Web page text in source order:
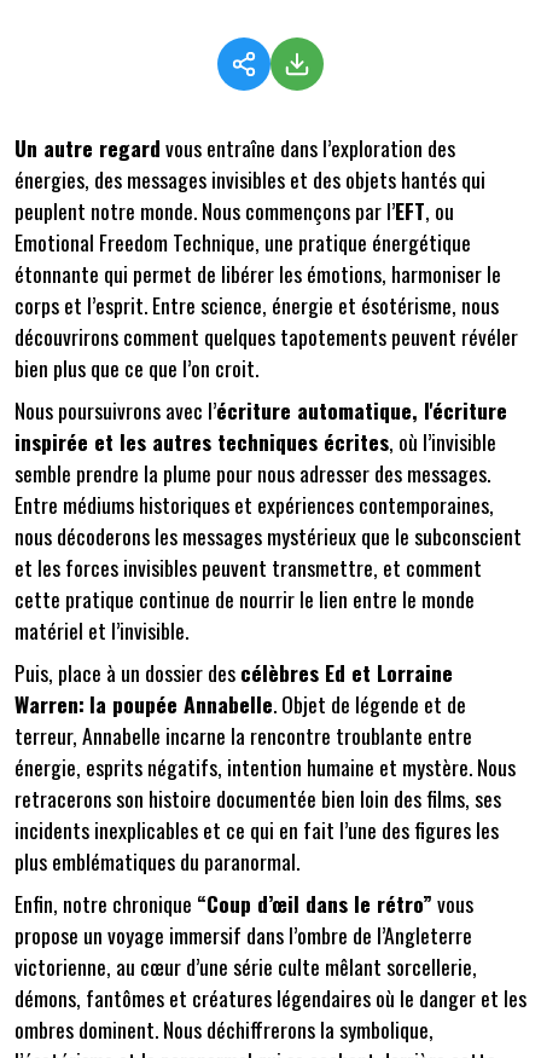
Un autre regardvous entraîne dans l’exploration des
énergies, des messages invisibles et des objets hantés qui
peuplent notre monde. Nous commençons par l’EFT, ou
Emotional Freedom Technique, une pratique énergétique
étonnante qui permet de libérer les émotions, harmoniser le
corps et l’esprit. Entre science, énergie et ésotérisme, nous
découvrirons comment quelques tapotements peuvent révéler
bien plus que ce que l’on croit.
Nous poursuivrons avec l’écriture automatique, l'écriture
inspirée et les autres techniques écrites, où l’invisible
semble prendre la plume pour nous adresser des messages.
Entre médiums historiques et expériences contemporaines,
nous décoderons les messages mystérieux que le subconscient
et les forces invisibles peuvent transmettre, et comment
cette pratique continue de nourrir le lien entre le monde
matériel et l’invisible.
Puis, place à un dossier descélèbres Ed et Lorraine
Warren: la poupée Annabelle. Objet de légende et de
terreur, Annabelle incarne la rencontre troublante entre
énergie, esprits négatifs, intention humaine et mystère. Nous
retracerons son histoire documentée bien loin des films, ses
incidents inexplicables et ce qui en fait l’une des figures les
plus emblématiques du paranormal.
Enfin, notre chronique “Coup d’œil dans le rétro”vous
propose un voyage immersif dans l’ombre de l’Angleterre
victorienne, au cœur d’une série culte mêlant sorcellerie,
démons, fantômes et créatures légendaires où le danger et les
ombres dominent. Nous déchiffrerons la symbolique,